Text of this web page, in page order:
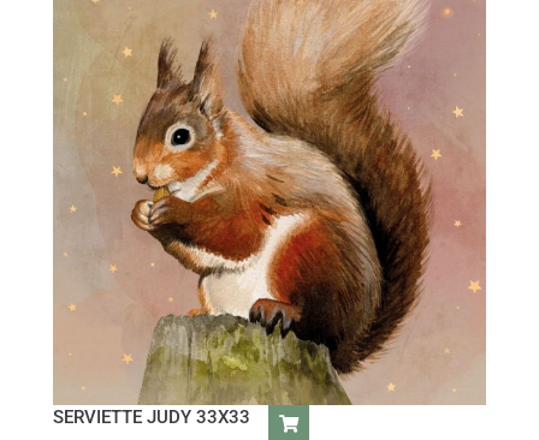
SERVIETTE JUDY 33X33